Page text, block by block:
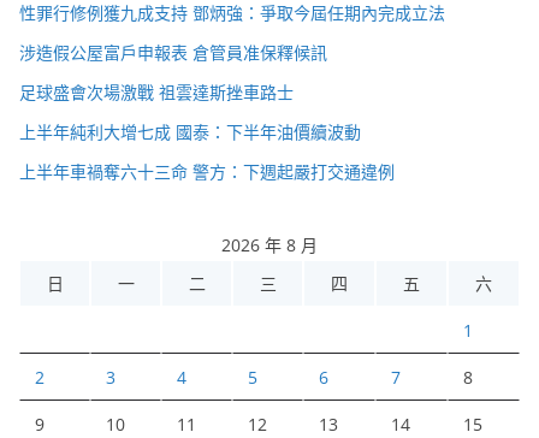
性罪行修例獲九成支持 鄧炳強：爭取今屆任期內完成立法
涉造假公屋富戶申報表 倉管員准保釋候訊
足球盛會次場激戰 祖雲達斯挫車路士
上半年純利大增七成 國泰：下半年油價續波動
上半年車禍奪六十三命 警方：下週起嚴打交通違例
2026 年 8 月
日
一 二 三 四 五 六
1
2 3 4 5 6 7 8
9 10 11 12 13 14 15